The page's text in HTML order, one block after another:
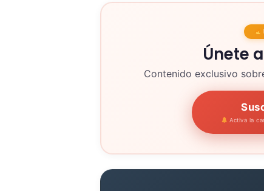
Únete
Contenido exclusivo
Activa la